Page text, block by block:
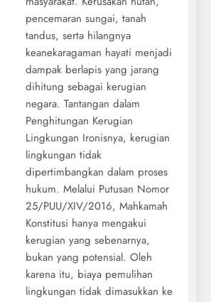
pencemaran sungai, tanah
tandus, serta hilangnya
keanekaragaman hayati menjadi
dampak berlapis yang jarang
dihitung sebagai kerugian
negara. Tantangan dalam
Penghitungan Kerugian
Lingkungan Ironisnya, kerugian
lingkungan tidak
dipertimbangkan dalam proses
hukum. Melalui Putusan Nomor
25/PUU/XIV/2016, Mahkamah
Konstitusi hanya mengakui
kerugian yang sebenarnya,
bukan yang potensial. Oleh
karena itu, biaya pemulihan
lingkungan tidak dimasukkan ke